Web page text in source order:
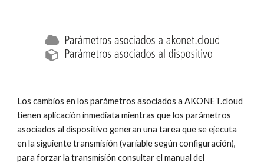
Los cambios en los parámetros asociados a AKONET.cloud
tienen aplicación inmediata mientras que los parámetros
asociados al dispositivo generan una tarea que se ejecuta
en la siguiente transmisión (variable según configuración),
para forzar la transmi­sión consultar el manual del